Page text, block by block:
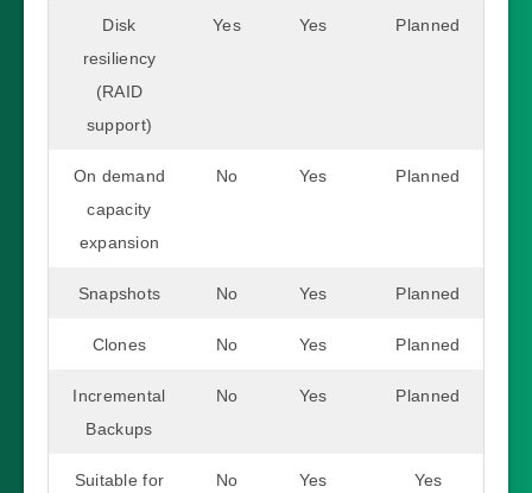
Disk
resiliency
(RAID
support)
Yes Yes Planned
On demand
capacity
expansion
No Yes Planned
Snapshots No Yes Planned
Clones No Yes Planned
Incremental
Backups
No Yes Planned
Suitable for
No Yes Yes